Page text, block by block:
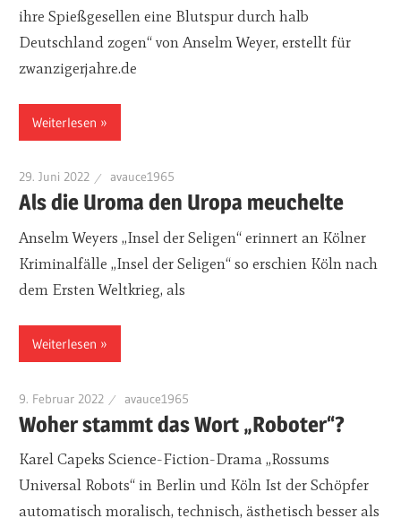
ihre Spießgesellen eine Blutspur durch halb
Deutschland zogen“ von Anselm Weyer, erstellt für
zwanzigerjahre.de
Weiterlesen
29. Juni 2022 avauce1965
Als die Uroma den Uropa meuchelte
Anselm Weyers „Insel der Seligen“ erinnert an Kölner
Kriminalfälle „Insel der Seligen“ so erschien Köln nach
dem Ersten Weltkrieg, als
Weiterlesen
9. Februar 2022 avauce1965
Woher stammt das Wort „Roboter“?
Karel Capeks Science-Fiction-Drama „Rossums
Universal Robots“ in Berlin und Köln Ist der Schöpfer
automatisch moralisch, technisch, ästhetisch besser als